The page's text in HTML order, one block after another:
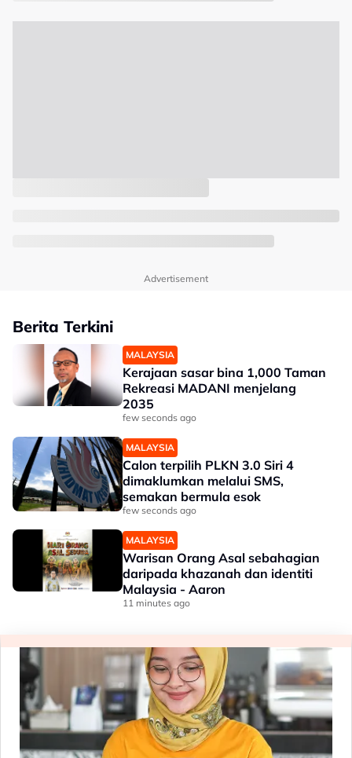
Advertisement
Berita Terkini
MALAYSIA
Kerajaan sasar bina 1,000 Taman
Rekreasi MADANI menjelang
2035
few seconds ago
MALAYSIA
Calon terpilih PLKN 3.0 Siri 4
dimaklumkan melalui SMS,
semakan bermula esok
few seconds ago
MALAYSIA
Warisan Orang Asal sebahagian
daripada khazanah dan identiti
Malaysia - Aaron
11 minutes ago